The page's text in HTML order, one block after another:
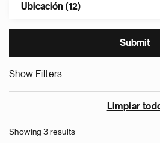
Ubicación (12)
Show Filters
Limpiar
Showing 3 results